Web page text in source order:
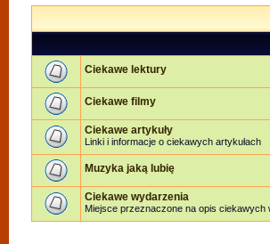
Ciekawe lektury
Ciekawe filmy
Ciekawe artykuły
Linki i informacje o ciekawych artykułach
Muzyka jaką lubię
Ciekawe wydarzenia
Miejsce przeznaczone na opis ciekawych